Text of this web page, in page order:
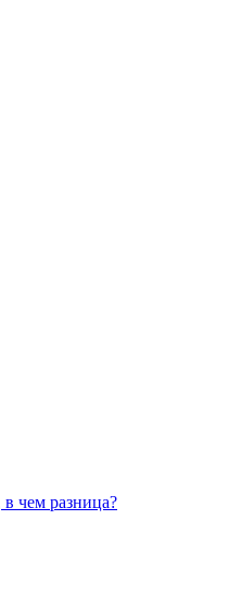
чем разница?